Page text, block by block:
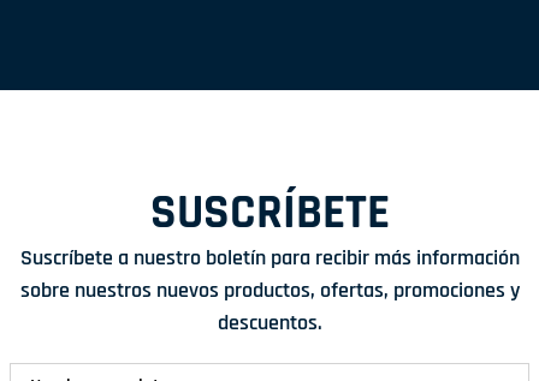
SUSCRÍBETE
Suscríbete a nuestro boletín para recibir más información
sobre nuestros nuevos productos, ofertas, promociones y
descuentos.